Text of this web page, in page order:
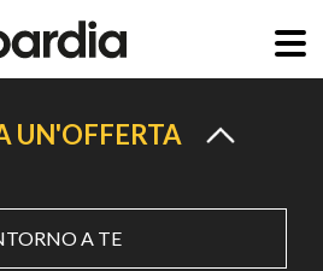
UN'OFFERTA
A TE